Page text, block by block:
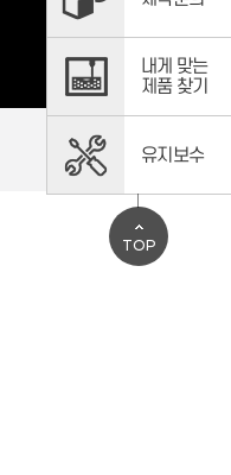
내게 맞는
제품 찾기
유지보수
TOP